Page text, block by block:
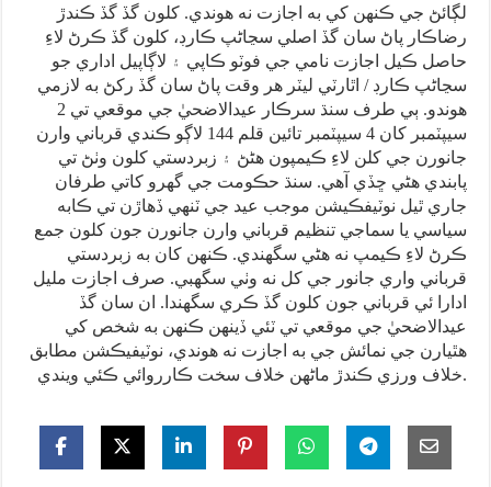
لڳائڻ جي ڪنهن کي به اجازت نه هوندي. کلون گڏ گڏ ڪندڙ
رضاڪار پاڻ سان گڏ اصلي سڃاڻپ ڪارڊ، کلون گڏ ڪرڻ لاءِ
حاصل ڪيل اجازت نامي جي فوٽو ڪاپي ۽ لاڳاپيل اداري جو
سڃاڻپ ڪارڊ / اٿارٽي ليٽر هر وقت پاڻ سان گڏ رکڻ به لازمي
هوندو. ٻي طرف سنڌ سرڪار عيدالاضحيٰ جي موقعي تي 2
سيپٽمبر کان 4 سيپٽمبر تائين قلم 144 لاڳو ڪندي قرباني وارن
جانورن جي کلن لاءِ ڪيمپون هڻڻ ۽ زبردستي کلون وٺڻ تي
پابندي هڻي ڇڏي آهي. سنڌ حڪومت جي گهرو کاتي طرفان
جاري ٿيل نوٽيفڪيشن موجب عيد جي ٽنهي ڏهاڙن تي ڪابه
سياسي يا سماجي تنظيم قرباني وارن جانورن جون کلون جمع
ڪرڻ لاءِ ڪيمپ نه هڻي سگهندي. ڪنهن کان به زبردستي
قرباني واري جانور جي کل نه وٺي سگهبي. صرف اجازت مليل
ادارا ئي قرباني جون کلون گڏ ڪري سگهندا. ان سان گڏ
عيدالاضحيٰ جي موقعي تي ٽئي ڏينهن ڪنهن به شخص کي
هٿيارن جي نمائش جي به اجازت نه هوندي، نوٽيفيڪشن مطابق
خلاف ورزي ڪندڙ ماڻهن خلاف سخت ڪارروائي ڪئي ويندي.